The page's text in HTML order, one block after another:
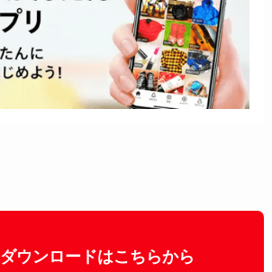
ダウンロードはこちらから